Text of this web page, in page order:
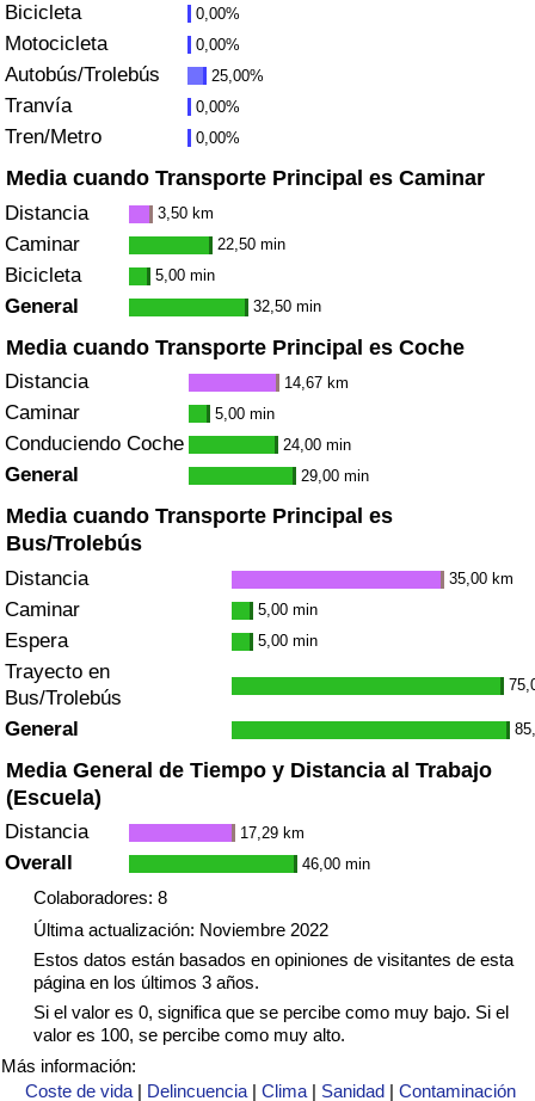
Bicicleta 0,00%
Motocicleta 0,00%
Autobús/Trolebús 25,00%
Tranvía 0,00%
Tren/Metro 0,00%
Media cuando Transporte Principal es Caminar
Distancia 3,50 km
Caminar 22,50 min
Bicicleta 5,00 min
General 32,50 min
Media cuando Transporte Principal es Coche
Distancia 14,67 km
Caminar 5,00 min
Conduciendo Coche 24,00 min
General 29,00 min
Media cuando Transporte Principal es
Bus/Trolebús
Distancia 35,00 km
Caminar 5,00 min
Espera 5,00 min
Trayecto en
Bus/Trolebús
General
Media General de Tiempo y Distancia al Trabajo
(Escuela)
Distancia 17,29 km
Overall 46,00 min
Colaboradores: 8
Última actualización: Noviembre 2022
Estos datos están basados en opiniones de visitantes de esta
página en los últimos 3 años.
Si el valor es 0, significa que se percibe como muy bajo. Si el
valor es 100, se percibe como muy alto.
Más información:
Coste de vida | Delincuencia |Clima | Sanidad |Contaminación
Tráfico
Índice de Tráfico
Índice de Tráfico (Actual)
Índice de Tráfico por País